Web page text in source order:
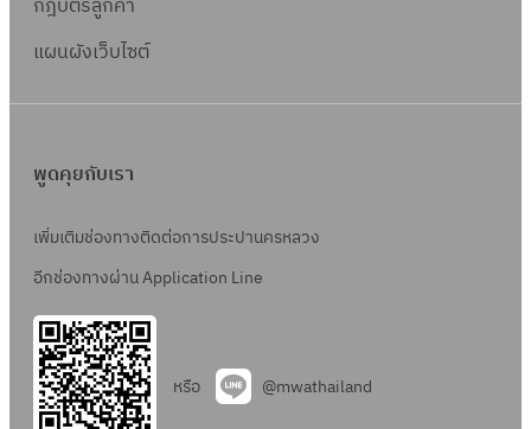
แผนผังเว็บไซต์
พูดคุยกับเรา
เพิ่มเติมช่องทางติดต่อการประปานครหลวง
อีกช่องทางผ่าน Application Line
หรือ @mwathailand